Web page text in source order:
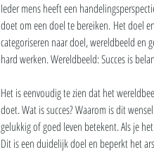
Ieder mens heeft een
doet om een doel te bereiken. Het doel
categoriseren naar doel, wereldbeeld en
hard werken. Wereldbeeld: Succes is
Het is eenvoudig te zien dat het
doet. Wat is succes? Waarom is dit
gelukkig of goed leven betekent. Als je
Dit is een duidelijk doel en beperkt het